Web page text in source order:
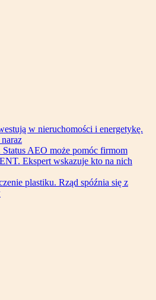
w nieruchomości i energetykę.
Status AEO może pomóc firmom
Ekspert wskazuje kto na nich
plastiku. Rząd spóźnia się z